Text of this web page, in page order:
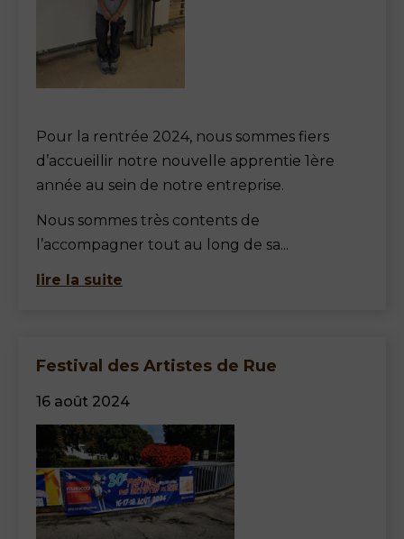
Pour la rentrée 2024, nous sommes fiers
d’accueillir notre nouvelle apprentie 1ère
année au sein de notre entreprise.
Nous sommes très contents de
l’accompagner tout au long de sa...
lire la suite
Festival des Artistes de Rue
16 août 2024